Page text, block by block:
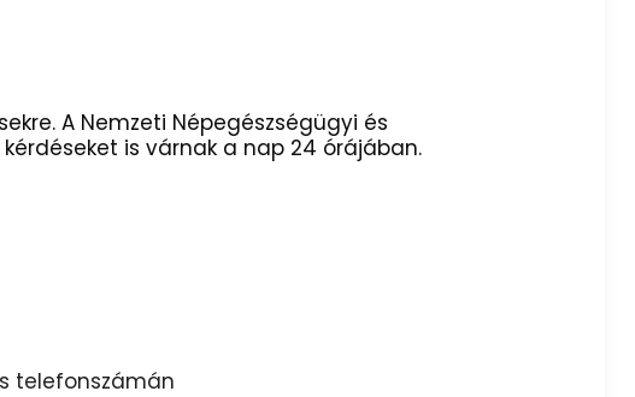
A Nemzeti Népegészségügyi és
is várnak a nap 24 órájában.
telefonszámán